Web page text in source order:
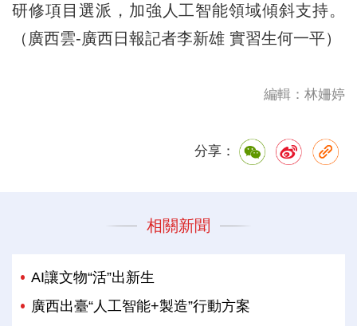
研修項目選派，加強人工智能領域傾斜支持。
（廣西雲-廣西日報記者李新雄 實習生何一平）
編輯：林姍婷
分享：
相關新聞
AI讓文物“活”出新生
廣西出臺“人工智能+製造”行動方案